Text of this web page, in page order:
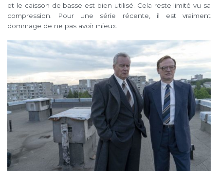
et le caisson de basse est bien utilisé. Cela reste limité vu sa
compression. Pour une série récente, il est vraiment
dommage de ne pas avoir mieux.